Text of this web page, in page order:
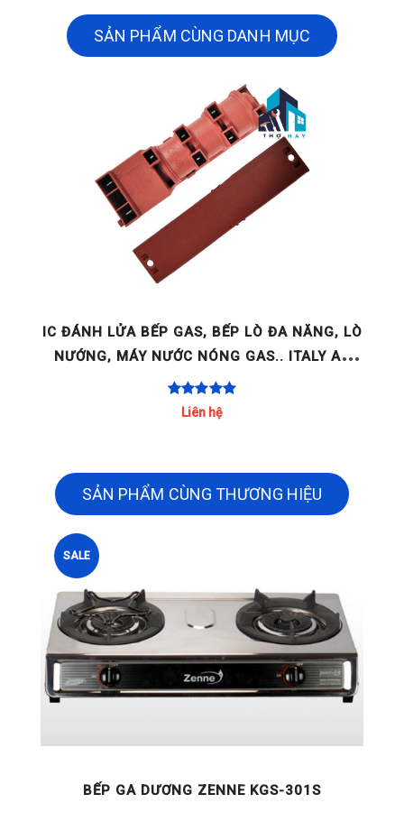
SẢN PHẨM CÙNG DANH MỤC
BẾP GAS DƯƠNG GTT
390.000 đ
SẢN PHẨM CÙNG THƯƠNG HIỆU
BẾP GA DƯƠNG ZENNE KGS-206E